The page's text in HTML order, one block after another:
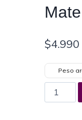
$4.990
Peso